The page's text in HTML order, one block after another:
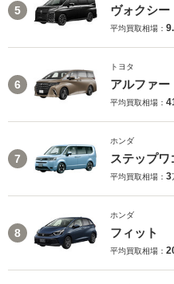
5 ヴォクシー
平均買取相場：
6
トヨタ
アルファー
平均買取相場：
7
ホンダ
ステップワ
平均買取相場： 3
8
ホンダ
フィット
平均買取相場：